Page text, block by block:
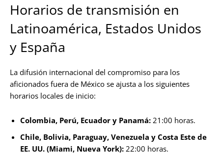
Horarios de transmisión en
Latinoamérica, Estados Unidos
y España
La difusión internacional del compromiso para los
aficionados fuera de México se ajusta a los siguientes
horarios locales de inicio:
Colombia, Perú, Ecuador y Panamá: 21:00 horas.
Chile, Bolivia, Paraguay, Venezuela y Costa Este de
EE. UU. (Miami, Nueva York): 22:00 horas.